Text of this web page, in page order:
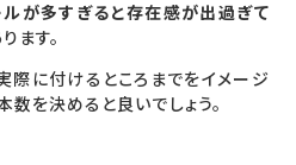
が多すぎると存在感が出過ぎて
ます。
際に付けるところまでをイメージ
数を決めると良いでしょう。